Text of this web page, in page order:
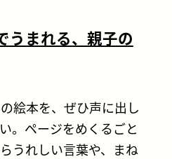
うまれる、親子の
絵本を、ぜひ声に出し
。ページをめくるごと
うれしい言葉や、まね